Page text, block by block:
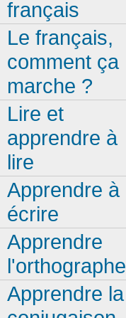
français
Le français,
comment ça
marche ?
Lire et
apprendre à
lire
Apprendre à
écrire
Apprendre
l'orthographe
Apprendre la